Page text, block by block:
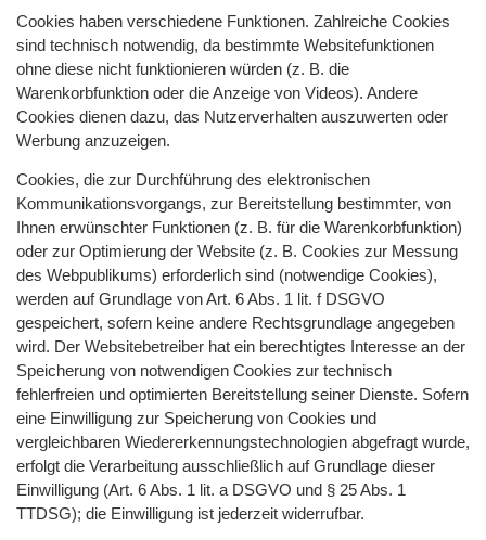
Cookies haben verschiedene Funktionen. Zahlreiche Cookies
sind technisch notwendig, da bestimmte Websitefunktionen
ohne diese nicht funktionieren würden (z. B. die
Warenkorbfunktion oder die Anzeige von Videos). Andere
Cookies dienen dazu, das Nutzerverhalten auszuwerten oder
Werbung anzuzeigen.
Cookies, die zur Durchführung des elektronischen
Kommunikationsvorgangs, zur Bereitstellung bestimmter, von
Ihnen erwünschter Funktionen (z. B. für die Warenkorbfunktion)
oder zur Optimierung der Website (z. B. Cookies zur Messung
des Webpublikums) erforderlich sind (notwendige Cookies),
werden auf Grundlage von Art. 6 Abs. 1 lit. f DSGVO
gespeichert, sofern keine andere Rechtsgrundlage angegeben
wird. Der Websitebetreiber hat ein berechtigtes Interesse an der
Speicherung von notwendigen Cookies zur technisch
fehlerfreien und optimierten Bereitstellung seiner Dienste. Sofern
eine Einwilligung zur Speicherung von Cookies und
vergleichbaren Wiedererkennungstechnologien abgefragt wurde,
erfolgt die Verarbeitung ausschließlich auf Grundlage dieser
Einwilligung (Art. 6 Abs. 1 lit. a DSGVO und § 25 Abs. 1
TTDSG); die Einwilligung ist jederzeit widerrufbar.